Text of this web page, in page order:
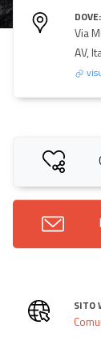
DOVE:
Via
AV,
SITO